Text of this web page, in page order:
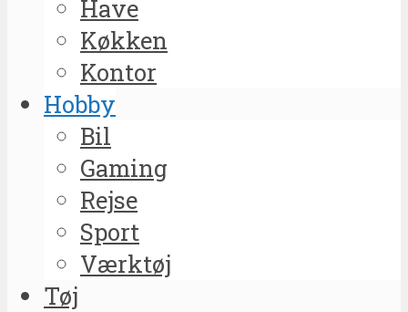
Have
Køkken
Kontor
Hobby
Bil
Gaming
Rejse
Sport
Værktøj
Tøj